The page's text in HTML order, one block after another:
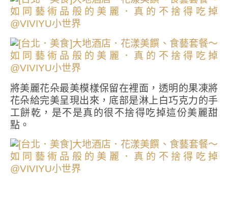
將美麗花朵最美模樣保留在裡面，透明的果凍將
花朵給完美呈現出來，底部是淋上白巧克力的手
工餅乾，是不是真的很不捨得吃掉這份美麗甜
點。